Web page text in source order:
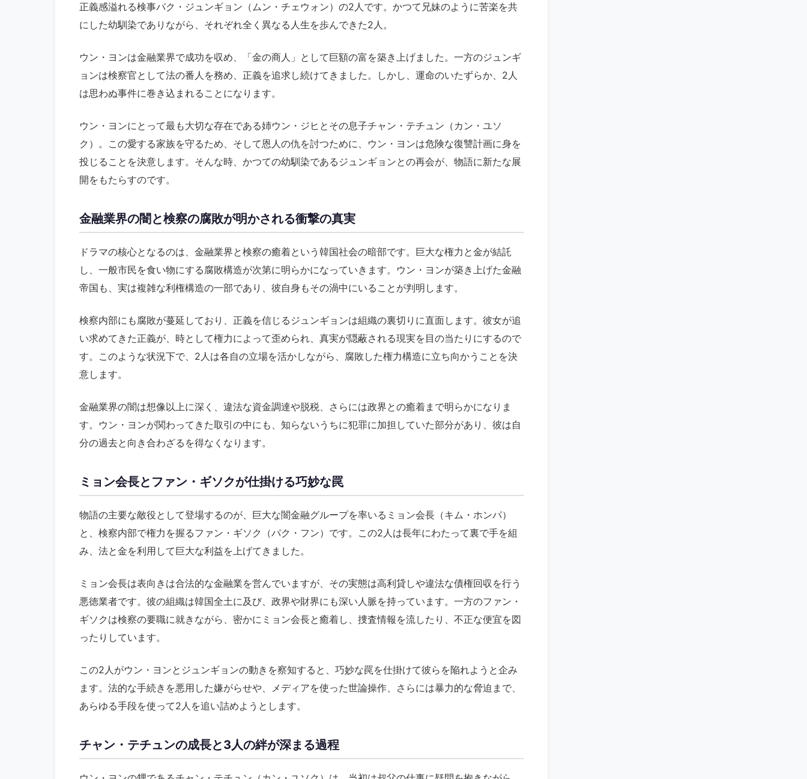
正義感溢れる検事パク・ジュンギョン（ムン・チェウォン）の2人です。かつて兄妹のように苦楽を共
にした幼馴染でありながら、それぞれ全く異なる人生を歩んできた2人。
ウン・ヨンは金融業界で成功を収め、「金の商人」として巨額の富を築き上げました。一方のジュンギ
ョンは検察官として法の番人を務め、正義を追求し続けてきました。しかし、運命のいたずらか、2人
は思わぬ事件に巻き込まれることになります。
ウン・ヨンにとって最も大切な存在である姉ウン・ジヒとその息子チャン・テチュン（カン・ユソ
ク）。この愛する家族を守るため、そして恩人の仇を討つために、ウン・ヨンは危険な復讐計画に身を
投じることを決意します。そんな時、かつての幼馴染であるジュンギョンとの再会が、物語に新たな展
開をもたらすのです。
金融業界の闇と検察の腐敗が明かされる衝撃の真実
ドラマの核心となるのは、金融業界と検察の癒着という韓国社会の暗部です。巨大な権力と金が結託
し、一般市民を食い物にする腐敗構造が次第に明らかになっていきます。ウン・ヨンが築き上げた金融
帝国も、実は複雑な利権構造の一部であり、彼自身もその渦中にいることが判明します。
検察内部にも腐敗が蔓延しており、正義を信じるジュンギョンは組織の裏切りに直面します。彼女が追
い求めてきた正義が、時として権力によって歪められ、真実が隠蔽される現実を目の当たりにするので
す。このような状況下で、2人は各自の立場を活かしながら、腐敗した権力構造に立ち向かうことを決
意します。
金融業界の闇は想像以上に深く、違法な資金調達や脱税、さらには政界との癒着まで明らかになりま
す。ウン・ヨンが関わってきた取引の中にも、知らないうちに犯罪に加担していた部分があり、彼は自
分の過去と向き合わざるを得なくなります。
ミョン会長とファン・ギソクが仕掛ける巧妙な罠
物語の主要な敵役として登場するのが、巨大な闇金融グループを率いるミョン会長（キム・ホンパ）
と、検察内部で権力を握るファン・ギソク（パク・フン）です。この2人は長年にわたって裏で手を組
み、法と金を利用して巨大な利益を上げてきました。
ミョン会長は表向きは合法的な金融業を営んでいますが、その実態は高利貸しや違法な債権回収を行う
悪徳業者です。彼の組織は韓国全土に及び、政界や財界にも深い人脈を持っています。一方のファン・
ギソクは検察の要職に就きながら、密かにミョン会長と癒着し、捜査情報を流したり、不正な便宜を図
ったりしています。
この2人がウン・ヨンとジュンギョンの動きを察知すると、巧妙な罠を仕掛けて彼らを陥れようと企み
ます。法的な手続きを悪用した嫌がらせや、メディアを使った世論操作、さらには暴力的な脅迫まで、
あらゆる手段を使って2人を追い詰めようとします。
チャン・テチュンの成長と3人の絆が深まる過程